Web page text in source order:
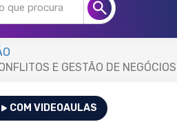
E GESTÃO DE NEGÓCIOS
COM VIDEOAULAS